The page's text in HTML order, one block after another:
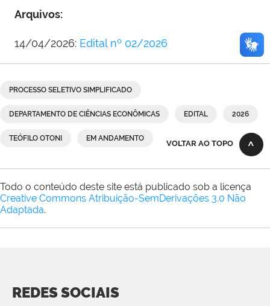
Arquivos:
14/04/2026: Edital nº 02/2026
PROCESSO SELETIVO SIMPLIFICADO
DEPARTAMENTO DE CIÊNCIAS ECONÔMICAS EDITAL 2026
TEÓFILO OTONI EM ANDAMENTO
VOLTAR AO TOPO
Todo o conteúdo deste site está publicado sob a licença
Creative Commons Atribuição-SemDerivações 3.0 Não
Adaptada.
REDES SOCIAIS